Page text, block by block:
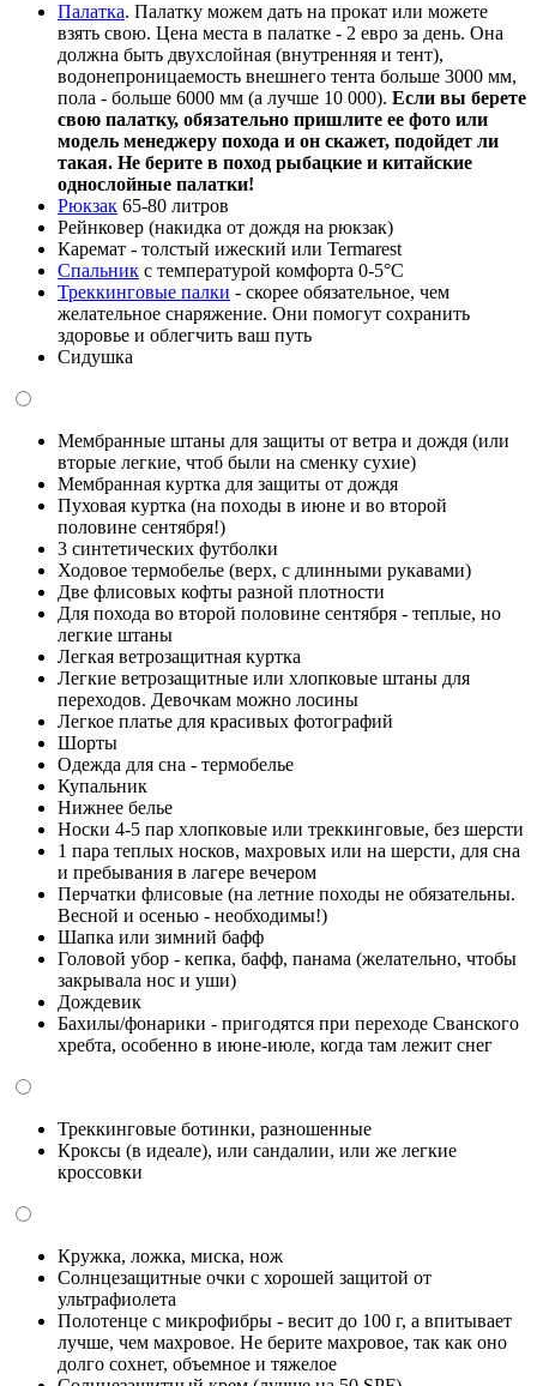
Палатка. Палатку можем дать на прокат или можете
взять свою. Цена места в палатке - 2 евро за день. Она
должна быть двухслойная (внутренняя и тент),
водонепроницаемость внешнего тента больше 3000 мм,
пола - больше 6000 мм (а лучше 10 000). Если вы берете
свою палатку, обязательно пришлите ее фото или
модель менеджеру похода и он скажет, подойдет ли
такая. Не берите в поход рыбацкие и китайские
однослойные палатки!
Рюкзак 65-80 литров
Рейнковер (накидка от дождя на рюкзак)
Каремат - толстый ижеский или Termarest
Спальник с температурой комфорта 0-5°С
Треккинговые палки - скорее обязательное, чем
желательное снаряжение. Они помогут сохранить
здоровье и облегчить ваш путь
Сидушка
Мембранные штаны для защиты от ветра и дождя (или
вторые легкие, чтоб были на сменку сухие)
Мембранная куртка для защиты от дождя
Пуховая куртка (на походы в июне и во второй
половине сентября!)
3 синтетических футболки
Ходовое термобелье (верх, с длинными рукавами)
Две флисовых кофты разной плотности
Для похода во второй половине сентября - теплые, но
легкие штаны
Легкая ветрозащитная куртка
Легкие ветрозащитные или хлопковые штаны для
переходов. Девочкам можно лосины
Легкое платье для красивых фотографий
Шорты
Одежда для сна - термобелье
Купальник
Нижнее белье
Носки 4-5 пар хлопковые или треккинговые, без шерсти
1 пара теплых носков, махровых или на шерсти, для сна
и пребывания в лагере вечером
Перчатки флисовые (на летние походы не обязательны.
Весной и осенью - необходимы!)
Шапка или зимний бафф
Головой убор - кепка, бафф, панама (желательно, чтобы
закрывала нос и уши)
Дождевик
Бахилы/фонарики - пригодятся при переходе Сванского
хребта, особенно в июне-июле, когда там лежит снег
Треккинговые ботинки, разношенные
Кроксы (в идеале), или сандалии, или же легкие
кроссовки
Кружка, ложка, миска, нож
Солнцезащитные очки с хорошей защитой от
ультрафиолета
Полотенце с микрофибры - весит до 100 г, а впитывает
лучше, чем махровое. Не берите махровое, так как оно
долго сохнет, объемное и тяжелое